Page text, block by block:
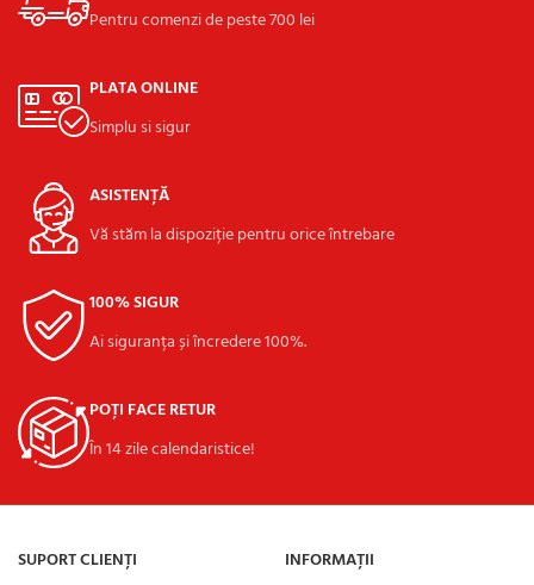
Pentru comenzi de peste 700 lei
PLATA ONLINE
Simplu si sigur
ASISTENȚĂ
Vă stăm la dispoziție pentru orice întrebare
100% SIGUR
Ai siguranța și încredere 100%.
POȚI FACE RETUR
În 14 zile calendaristice!
SUPORT CLIENȚI
INFORMAȚII